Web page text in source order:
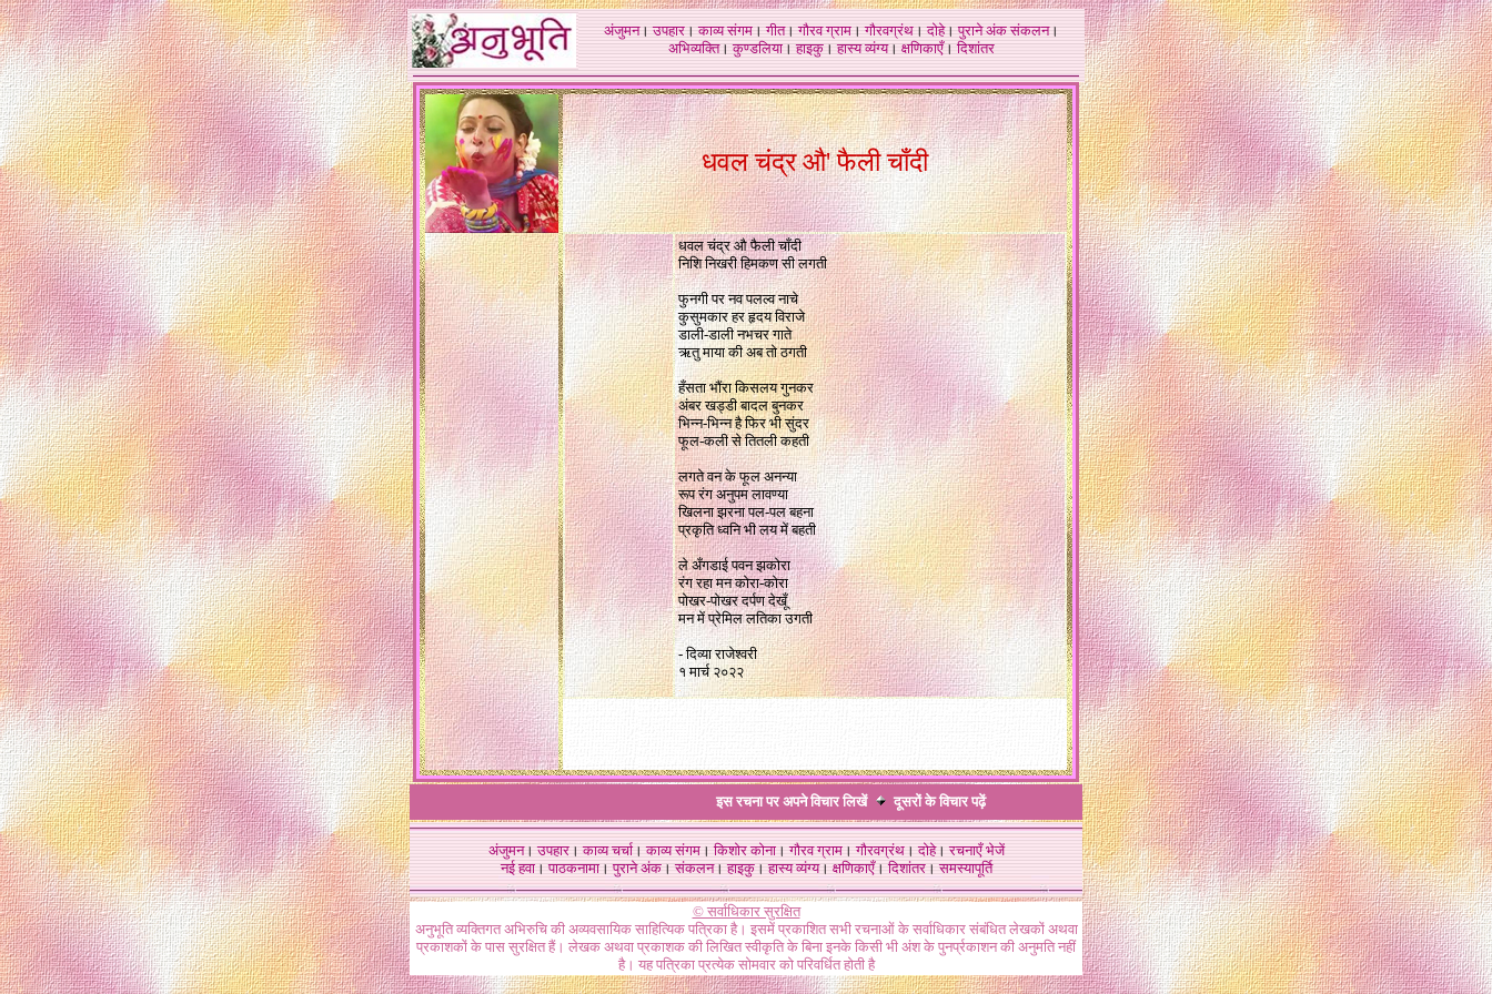
अंजुमन।उपहार।काव्य संगम।गीत।गौरव ग्राम।गौरवग्रंथ।दोहे।पुराने अंक संकलन।
अभिव्यक्ति।कुण्डलिया।हाइकु।हास्य व्यंग्य।क्षणिकाएँ।दिशांतर
धवल चंद्र औ'फैली चाँदी
धवल चंद्र औ फैली चाँदी
निशि निखरी हिमकण सी लगती
फुनगी पर नव पलल्व नाचे
कुसुमकार हर हृदय विराजे
डाली-डाली नभचर गाते
ऋतु माया की अब तो ठगती
हँसता भौंरा किसलय गुनकर
अंबर खड्डी बादल बुनकर
भिन्न-भिन्न है फिर भी सुंदर
फूल-कली से तितली कहती
लगते वन के फूल अनन्या
रूप रंग अनुपम लावण्या
खिलना झरना पल-पल बहना
प्रकृति ध्वनि भी लय में बहती
ले अँगडाई पवन झकोरा
रंग रहा मन कोरा-कोरा
पोखर-पोखर दर्पण देखूँ
मन में प्रेमिल लतिका उगती
- दिव्या राजेश्वरी
१ मार्च २०२२
.
इस रचना पर अपने विचार लिखें दूसरों के विचारपढ़ें
अंजुमन।उपहार।काव्य चर्चा।काव्य संगम।किशोर कोना।गौरव ग्राम।गौरवग्रंथ।दोहे।रचनाएँ भेजें
नई हवा। पाठकनामा। पुराने अंक। संकलन। हाइकु। हास्य व्यंग्य। क्षणिकाएँ। दिशांतर। समस्यापूर्ति
© सर्वाधिकार सुरक्षित
अनुभूति व्यक्तिगत अभिरुचि की अव्यवसायिक साहित्यिक पत्रिका है। इसमें प्रकाशित सभी रचनाओं के सर्वाधिकार संबंधित लेखकों अथवा
प्रकाशकों के पास सुरक्षित हैं। लेखक अथवा प्रकाशक की लिखित स्वीकृति के बिना इनके किसी भी अंश के पुनर्प्रकाशन की अनुमति नहीं
है। यह पत्रिका प्रत्येक सोमवार को परिवर्धित होती है